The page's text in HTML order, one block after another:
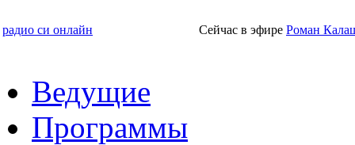
радио си онлайн Сейчас в эфире Роман
Ведущие
Программы